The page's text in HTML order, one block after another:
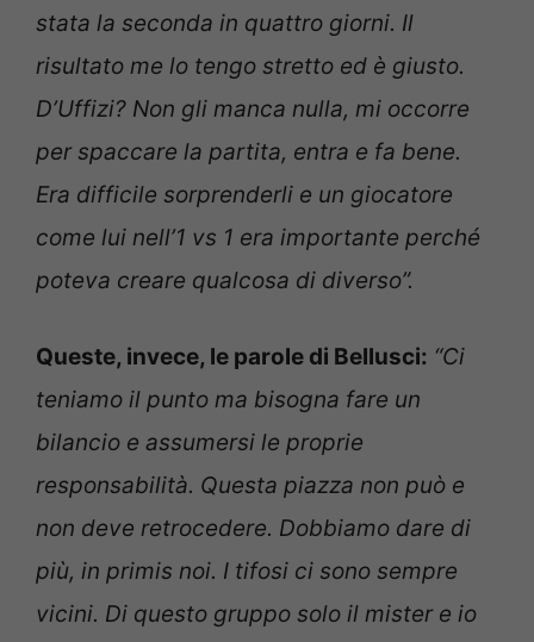
stata la seconda in quattro giorni. Il
risultato me lo tengo stretto ed è giusto.
D’Uffizi? Non gli manca nulla, mi occorre
per spaccare la partita, entra e fa bene.
Era difficile sorprenderli e un giocatore
come lui nell’1 vs 1 era importante perché
poteva creare qualcosa di diverso”.
Queste, invece, le parole di Bellusci: “Ci
teniamo il punto ma bisogna fare un
bilancio e assumersi le proprie
responsabilità. Questa piazza non può e
non deve retrocedere. Dobbiamo dare di
più, in primis noi. I tifosi ci sono sempre
vicini. Di questo gruppo solo il mister e io